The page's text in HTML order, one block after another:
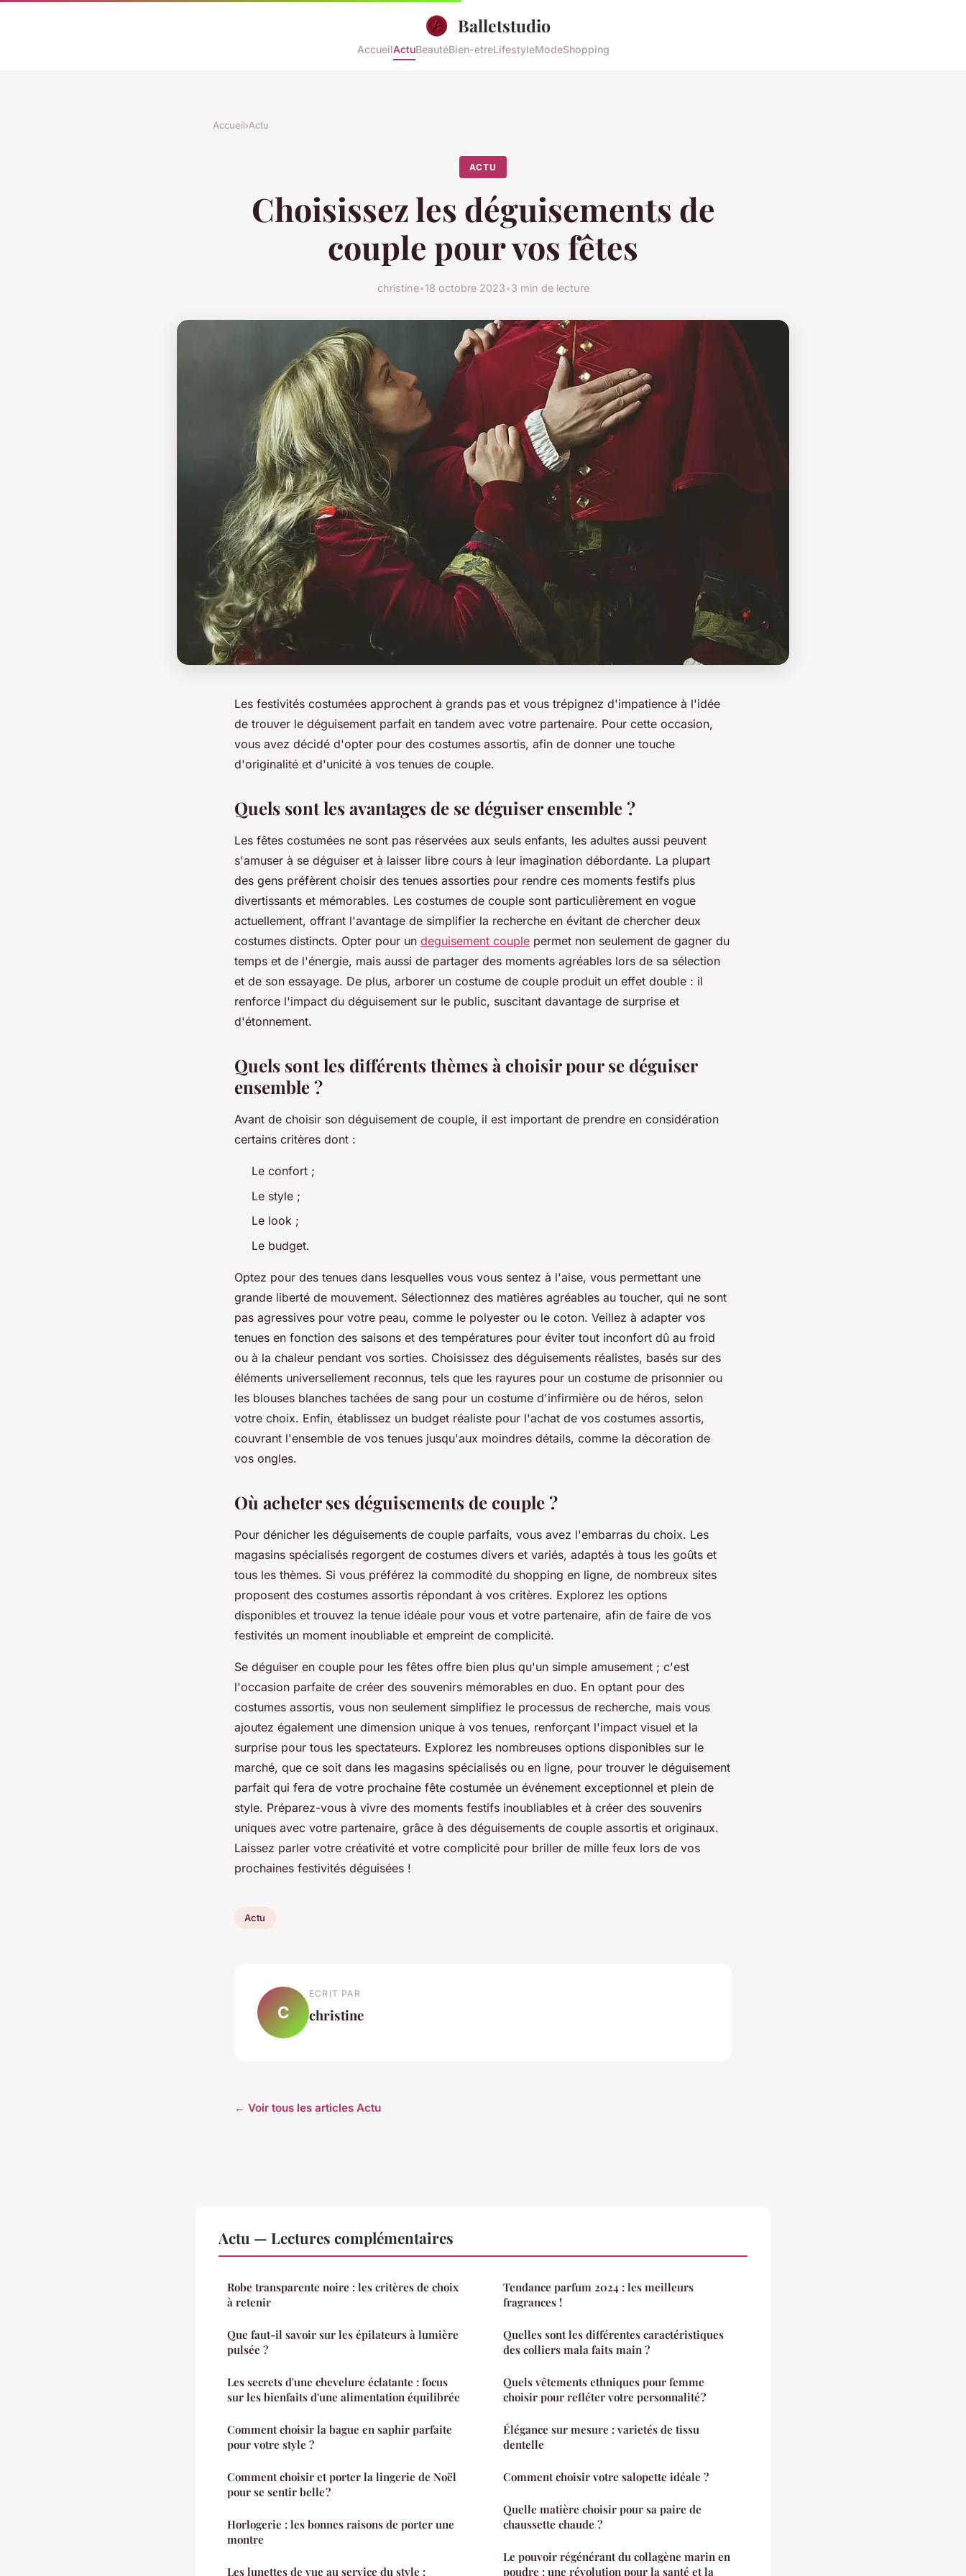
Balletstudio
AccueilActuBeautéBien-etreLifestyleModeShopping
Accueil›Actu
ACTU
Choisissez les déguisements de
couple pour vos fêtes
christine•18 octobre 2023•3 min de lecture
Les festivités costumées approchent à grands pas et vous trépignez d'impatience à l'idée
de trouver le déguisement parfait en tandem avec votre partenaire. Pour cette occasion,
vous avez décidé d'opter pour des costumes assortis, afin de donner une touche
d'originalité et d'unicité à vos tenues de couple.
Quels sont les avantages de se déguiser ensemble ?
Les fêtes costumées ne sont pas réservées aux seuls enfants, les adultes aussi peuvent
s'amuser à se déguiser et à laisser libre cours à leur imagination débordante. La plupart
des gens préfèrent choisir des tenues assorties pour rendre ces moments festifs plus
divertissants et mémorables. Les costumes de couple sont particulièrement en vogue
actuellement, offrant l'avantage de simplifier la recherche en évitant de chercher deux
costumes distincts. Opter pour un deguisement couple permet non seulement de gagner du
temps et de l'énergie, mais aussi de partager des moments agréables lors de sa sélection
et de son essayage. De plus, arborer un costume de couple produit un effet double : il
renforce l'impact du déguisement sur le public, suscitant davantage de surprise et
d'étonnement.
Quels sont les différents thèmes à choisir pour se déguiser
ensemble ?
Avant de choisir son déguisement de couple, il est important de prendre en considération
certains critères dont :
Le confort ;
Le style ;
Le look ;
Le budget.
Optez pour des tenues dans lesquelles vous vous sentez à l'aise, vous permettant une
grande liberté de mouvement. Sélectionnez des matières agréables au toucher, qui ne sont
pas agressives pour votre peau, comme le polyester ou le coton. Veillez à adapter vos
tenues en fonction des saisons et des températures pour éviter tout inconfort dû au froid
ou à la chaleur pendant vos sorties. Choisissez des déguisements réalistes, basés sur des
éléments universellement reconnus, tels que les rayures pour un costume de prisonnier ou
les blouses blanches tachées de sang pour un costume d'infirmière ou de héros, selon
votre choix. Enfin, établissez un budget réaliste pour l'achat de vos costumes assortis,
couvrant l'ensemble de vos tenues jusqu'aux moindres détails, comme la décoration de
vos ongles.
Où acheter ses déguisements de couple ?
Pour dénicher les déguisements de couple parfaits, vous avez l'embarras du choix. Les
magasins spécialisés regorgent de costumes divers et variés, adaptés à tous les goûts et
tous les thèmes. Si vous préférez la commodité du shopping en ligne, de nombreux sites
proposent des costumes assortis répondant à vos critères. Explorez les options
disponibles et trouvez la tenue idéale pour vous et votre partenaire, afin de faire de vos
festivités un moment inoubliable et empreint de complicité.
Se déguiser en couple pour les fêtes offre bien plus qu'un simple amusement ; c'est
l'occasion parfaite de créer des souvenirs mémorables en duo. En optant pour des
costumes assortis, vous non seulement simplifiez le processus de recherche, mais vous
ajoutez également une dimension unique à vos tenues, renforçant l'impact visuel et la
surprise pour tous les spectateurs. Explorez les nombreuses options disponibles sur le
marché, que ce soit dans les magasins spécialisés ou en ligne, pour trouver le déguisement
parfait qui fera de votre prochaine fête costumée un événement exceptionnel et plein de
style. Préparez-vous à vivre des moments festifs inoubliables et à créer des souvenirs
uniques avec votre partenaire, grâce à des déguisements de couple assortis et originaux.
Laissez parler votre créativité et votre complicité pour briller de mille feux lors de vos
prochaines festivités déguisées !
Actu
C
ECRIT PAR
christine
← Voir tous les articles Actu
Actu — Lectures complémentaires
Robe transparente noire : les critères de choix
à retenir
Que faut-il savoir sur les épilateurs à lumière
pulsée ?
Les secrets d'une chevelure éclatante : focus
sur les bienfaits d'une alimentation équilibrée
Comment choisir la bague en saphir parfaite
pour votre style ?
Comment choisir et porter la lingerie de Noël
pour se sentir belle ?
Horlogerie : les bonnes raisons de porter une
montre
Les lunettes de vue au service du style :
Tendance parfum 2024 : les meilleurs
fragrances !
Quelles sont les différentes caractéristiques
des colliers mala faits main ?
Quels vêtements ethniques pour femme
choisir pour refléter votre personnalité ?
Élégance sur mesure : varietés de tissu
dentelle
Comment choisir votre salopette idéale ?
Quelle matière choisir pour sa paire de
chaussette chaude ?
Le pouvoir régénérant du collagène marin en
poudre : une révolution pour la santé et la